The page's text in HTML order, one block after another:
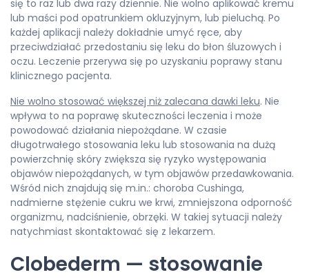
się to raz lub dwa razy dziennie. Nie wolno aplikować kremu
lub maści pod opatrunkiem okluzyjnym, lub pieluchą. Po
każdej aplikacji należy dokładnie umyć ręce, aby
przeciwdziałać przedostaniu się leku do błon śluzowych i
oczu. Leczenie przerywa się po uzyskaniu poprawy stanu
klinicznego pacjenta.
Nie wolno stosować większej niż zalecana dawki leku. Nie
wpływa to na poprawę skuteczności leczenia i może
powodować działania niepożądane. W czasie
długotrwałego stosowania leku lub stosowania na dużą
powierzchnię skóry zwiększa się ryzyko występowania
objawów niepożądanych, w tym objawów przedawkowania.
Wśród nich znajdują się m.in.: choroba Cushinga,
nadmierne stężenie cukru we krwi, zmniejszona odporność
organizmu, nadciśnienie, obrzęki. W takiej sytuacji należy
natychmiast skontaktować się z lekarzem.
Clobederm — stosowanie